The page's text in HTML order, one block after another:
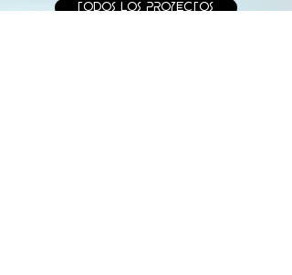
TODOS LOS PROYECTOS